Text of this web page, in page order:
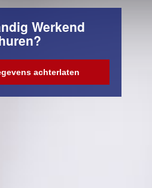
Werkend
achterlaten